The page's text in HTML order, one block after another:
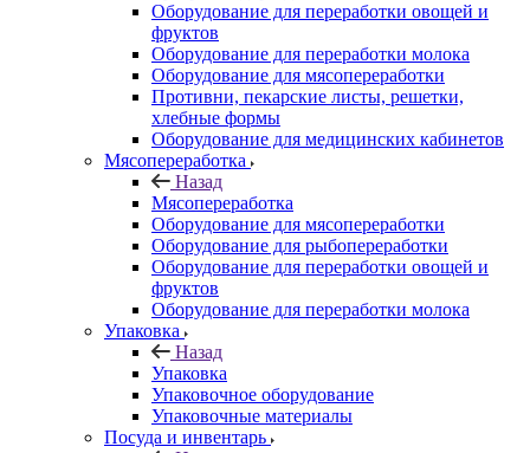
Оборудование для переработки овощей и
фруктов
Оборудование для переработки молока
Оборудование для мясопереработки
Противни, пекарские листы, решетки,
хлебные формы
Оборудование для медицинских кабинетов
Мясопереработка
Назад
Мясопереработка
Оборудование для мясопереработки
Оборудование для рыбопереработки
Оборудование для переработки овощей и
фруктов
Оборудование для переработки молока
Упаковка
Назад
Упаковка
Упаковочное оборудование
Упаковочные материалы
Посуда и инвентарь